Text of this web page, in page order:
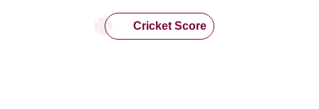
Cricket Score